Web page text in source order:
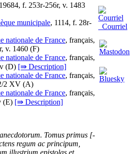
f. 253r-256r, v. 1483
municipale, 1114, f. 28r-
nationale de France, français,
v. 1460 (F)
nationale de France, français,
(D) [⇛ Description]
nationale de France, français,
2 XV (A)
nationale de France, français,
(E) [⇛ Description]
Tomus primus [-
regum ac principum,
illustrium epistolas et
Courriel